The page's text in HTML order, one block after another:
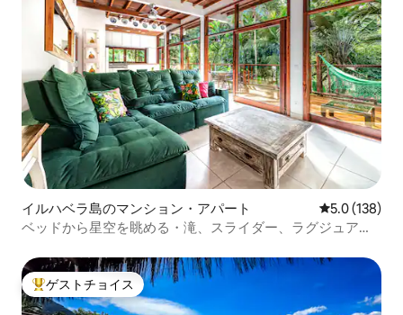
イルハベラ島のマンション・アパート レビュー138
5.0 (138)
ベッドから星空を眺める・滝、スライダー、ラグジュアリ
大好評のゲストチョイスです。
ゲストチョイス